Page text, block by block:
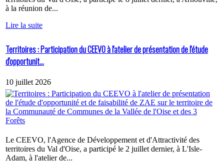
à la réunion de...
Lire la suite
Territoires : Participation du CEEVO à l'atelier de présentation de l'étude
d'opportunit...
10 juillet 2026
Le CEEVO, l'Agence de Développement et d'Attractivité des
territoires du Val d'Oise, a participé le 2 juillet dernier, à L'Isle-
Adam, à l'atelier de...